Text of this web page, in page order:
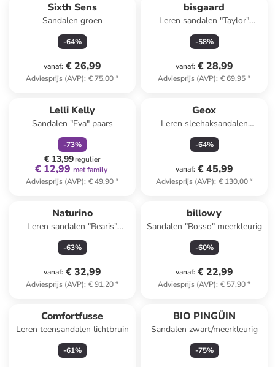
Sixth Sens
Sandalen groen
-64%
vanaf: € 26,99
Adviesprijs (AVP): € 75,00*
bisgaard
Leren sandalen "Taylor"
donkerblauw
-58%
vanaf: € 28,99
Adviesprijs (AVP): € 69,95*
Lelli Kelly
Sandalen "Eva" paars
-73%
€ 13,99regulier
€ 12,99 met family
Adviesprijs (AVP): € 49,90*
Geox
Leren sleehaksandalen
"Spherica EC4" crème
-64%
vanaf: € 45,99
Adviesprijs (AVP): € 130,00*
Naturino
Leren sandalen "Bearis"
oranje/goudkleurig
-63%
vanaf: € 32,99
Adviesprijs (AVP): € 91,20*
billowy
Sandalen "Rosso" meerkleurig
-60%
vanaf: € 22,99
Adviesprijs (AVP): € 57,90*
Comfortfusse
Leren teensandalen lichtbruin
-61%
BIO PINGÜIN
Sandalen zwart/meerkleurig
-75%